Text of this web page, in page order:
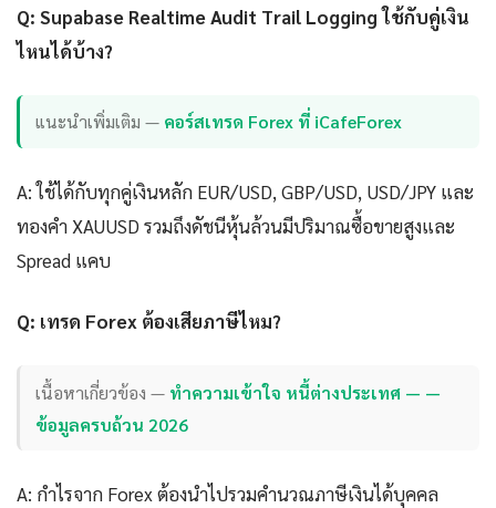
Q: Supabase Realtime Audit Trail Logging ใช้กับคู่เงิน
ไหนได้บ้าง?
แนะนำเพิ่มเติม — คอร์สเทรด Forex ที่ iCafeForex
A: ใช้ได้กับทุกคู่เงินหลัก EUR/USD, GBP/USD, USD/JPY และ
ทองคำ XAUUSD รวมถึงดัชนีหุ้นล้วนมีปริมาณซื้อขายสูงและ
Spread แคบ
Q: เทรด Forex ต้องเสียภาษีไหม?
เนื้อหาเกี่ยวข้อง — ทำความเข้าใจ หนี้ต่างประเทศ — —
ข้อมูลครบถ้วน 2026
A: กำไรจาก Forex ต้องนำไปรวมคำนวณภาษีเงินได้บุคคล